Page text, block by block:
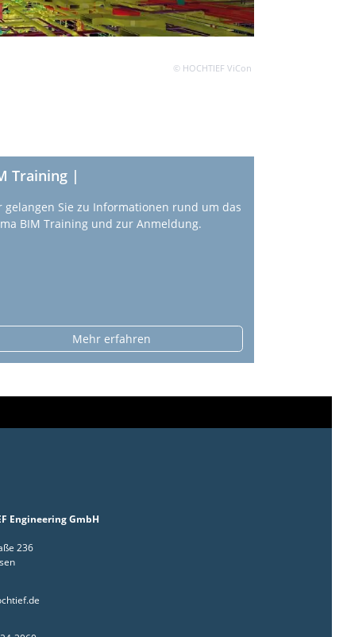
© HOCHTIEF ViCon
Training |
gelangen Sie zu Informationen rund um das
BIM Training und zur Anmeldung.
Mehr erfahren
Engineering GmbH
236